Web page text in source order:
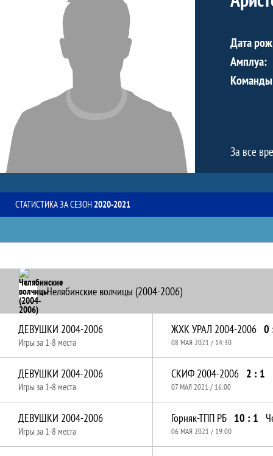
Дата
Амплуа:
За все
СТАТИСТИКА ЗА СЕЗОН 2020-2021
Челябинские волчицы (2004-2006)
ДЕВУШКИ 2004-2006
Игры за 1-8 места
ЖХК УРАЛ 2004-2006 0
08 МАЯ 2021 / 14:30
ДЕВУШКИ 2004-2006
Игры за 1-8 места
СКИФ 2004-2006 2 : 1
07 МАЯ 2021 / 16:00
ДЕВУШКИ 2004-2006
Игры за 1-8 места
Горняк-ТПП РБ 10 : 1
06 МАЯ 2021 / 19:00